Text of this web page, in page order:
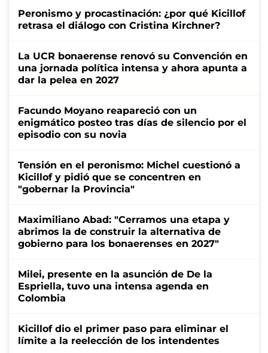
Peronismo y procastinación: ¿por qué Kicillof
retrasa el diálogo con Cristina Kirchner?
La UCR bonaerense renovó su Convención en
una jornada política intensa y ahora apunta a
dar la pelea en 2027
Facundo Moyano reapareció con un
enigmático posteo tras días de silencio por el
episodio con su novia
Tensión en el peronismo: Michel cuestionó a
Kicillof y pidió que se concentren en
"gobernar la Provincia"
Maximiliano Abad: "Cerramos una etapa y
abrimos la de construir la alternativa de
gobierno para los bonaerenses en 2027"
Milei, presente en la asunción de De la
Espriella, tuvo una intensa agenda en
Colombia
Kicillof dio el primer paso para eliminar el
límite a la reelección de los intendentes